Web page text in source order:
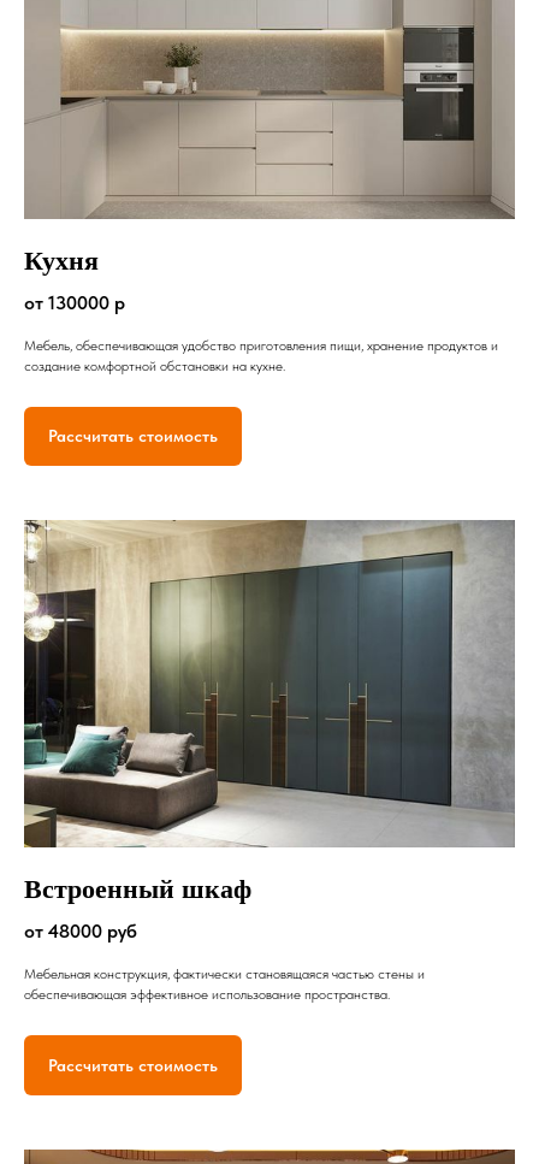
Кухня
от 130000 р
Мебель, обеспечивающая удобство приготовления пищи, хранение продуктов и
создание комфортной обстановки на кухне.
Рассчитать стоимость
Встроенный шкаф
от 48000 руб
Мебельная конструкция, фактически становящаяся частью стены и
обеспечивающая эффективное использование пространства.
Рассчитать стоимость